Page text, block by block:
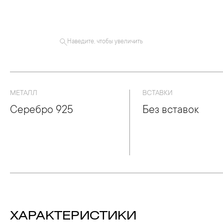
Наведите, чтобы увеличить
МЕТАЛЛ
Серебро 925
ВСТАВКИ
Без вставок
ХАРАКТЕРИСТИКИ